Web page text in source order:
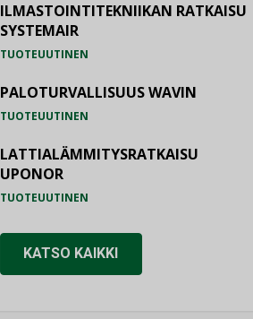
ILMASTOINTITEKNIIKAN RATKAISU
SYSTEMAIR
TUOTEUUTINEN
PALOTURVALLISUUS WAVIN
TUOTEUUTINEN
LATTIALÄMMITYSRATKAISU
UPONOR
TUOTEUUTINEN
KATSO KAIKKI